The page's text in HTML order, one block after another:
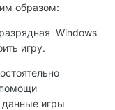
образом:
Windows
игру.
данные игры